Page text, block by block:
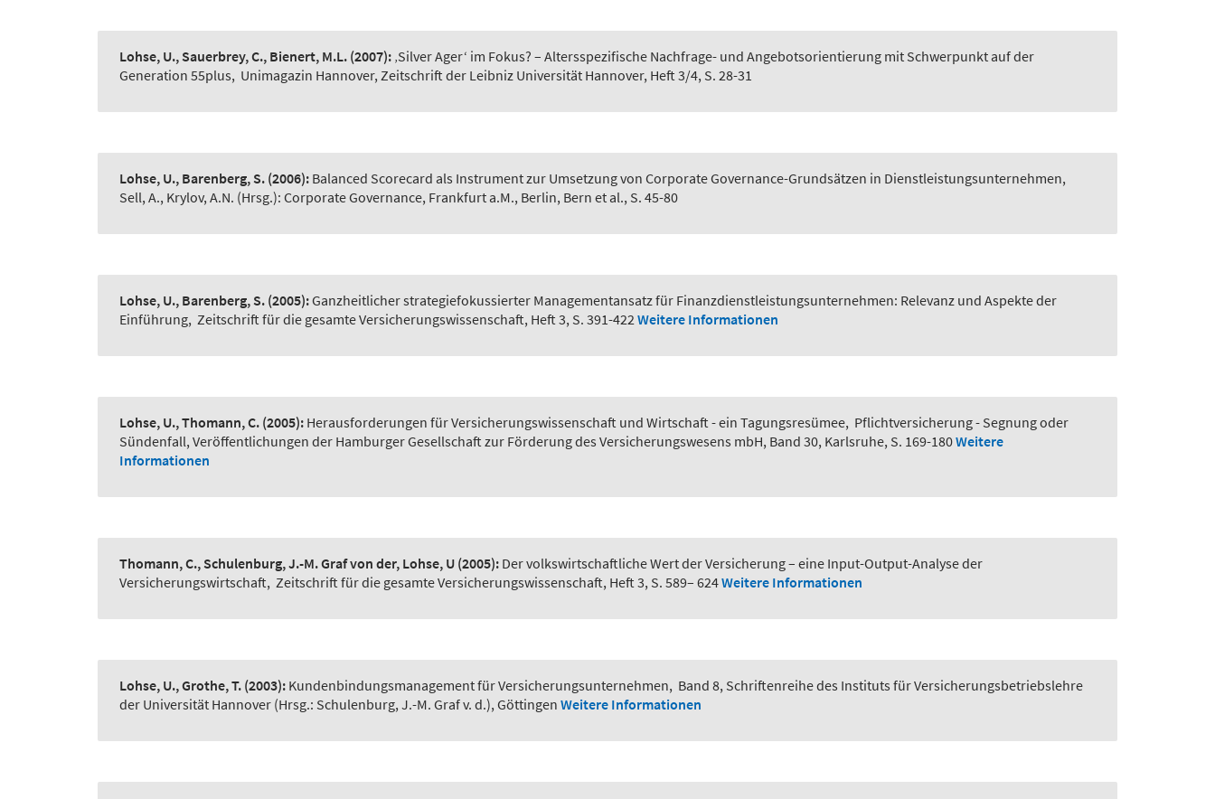
Lohse, U., Sauerbrey, C., Bienert, M.L. (2007): ‚Silver Ager‘ im Fokus? – Altersspezifische Nachfrage- und Angebotsorientierung mit Schwerpunkt auf der
Generation 55plus, Unimagazin Hannover, Zeitschrift der Leibniz Universität Hannover, Heft 3/4, S. 28-31
Lohse, U., Barenberg, S. (2006): Balanced Scorecard als Instrument zur Umsetzung von Corporate Governance-Grundsätzen in Dienstleistungsunternehmen,
Sell, A., Krylov, A.N. (Hrsg.): Corporate Governance, Frankfurt a.M., Berlin, Bern et al., S. 45-80
Lohse, U., Barenberg, S. (2005):Ganzheitlicher strategiefokussierter Managementansatz für Finanzdienstleistungsunternehmen: Relevanz und Aspekte der
Einführung, Zeitschrift für die gesamte Versicherungswissenschaft, Heft 3, S. 391-422Weitere Informationen
Lohse, U., Thomann, C. (2005): Herausforderungen für Versicherungswissenschaft und Wirtschaft - ein Tagungsresümee, Pflichtversicherung - Segnung oder
Sündenfall, Veröffentlichungen der Hamburger Gesellschaft zur Förderung des Versicherungswesens mbH, Band 30, Karlsruhe, S. 169-180Weitere
Informationen
Thomann, C., Schulenburg, J.-M. Graf von der, Lohse, U (2005): Der volkswirtschaftliche Wert der Versicherung – eine Input-Output-Analyse der
Versicherungswirtschaft, Zeitschrift für die gesamte Versicherungswissenschaft, Heft 3, S. 589– 624Weitere Informationen
Lohse, U., Grothe, T. (2003): Kundenbindungsmanagement für Versicherungsunternehmen, Band 8, Schriftenreihe des Instituts für Versicherungsbetriebslehre
der Universität Hannover (Hrsg.: Schulenburg, J.-M. Graf v. d.), Göttingen Weitere Informationen